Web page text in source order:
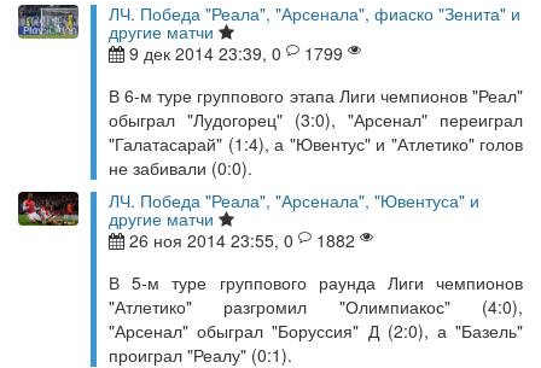
ЛЧ. Победа "Реала", "Арсенала", фиаско "Зенита" и
другие матчи
9 дек 2014 23:39, 0
1799
В 6-м туре группового этапа Лиги чемпионов "Реал"
обыграл "Лудогорец" (3:0), "Арсенал" переиграл
"Галатасарай" (1:4), а "Ювентус" и "Атлетико" голов
не забивали (0:0).
ЛЧ. Победа "Реала", "Арсенала", "Ювентуса" и
другие матчи
26 ноя 2014 23:55, 0
1882
В 5-м туре группового раунда Лиги чемпионов
"Атлетико" разгромил "Олимпиакос" (4:0),
"Арсенал" обыграл "Боруссия" Д (2:0), а "Базель"
проиграл "Реалу" (0:1).